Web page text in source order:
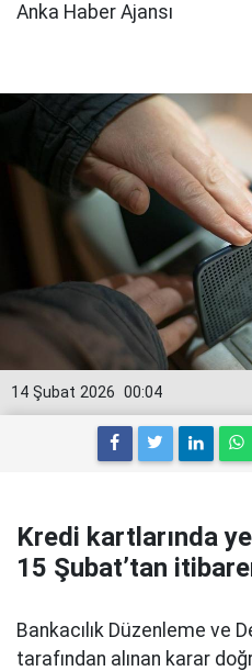
Anka Haber Ajansı
00:04
14 Şubat 2026
Kredi kartlarında
15 Şubat’tan
Bankacılık Düzenleme ve
tarafından alınan karar